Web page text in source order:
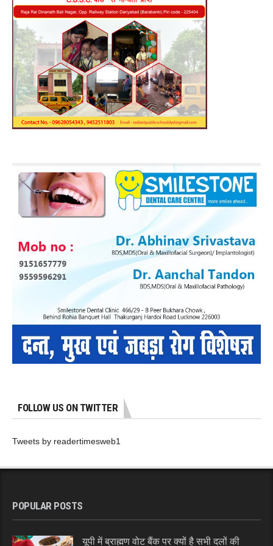
FOLLOW US ON TWITTER
Tweets by readertimesweb1
POPULAR POSTS
यूपी में ब्राह्मण वोट बैंक पर क्यों है सभी दलों की